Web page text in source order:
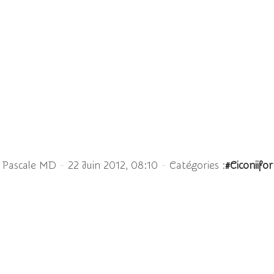
MD - 22 Juin 2012, 08:10 - Catégories :